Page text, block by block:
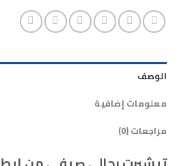
الوصف
معلومات إضافية
مراجعات (0)